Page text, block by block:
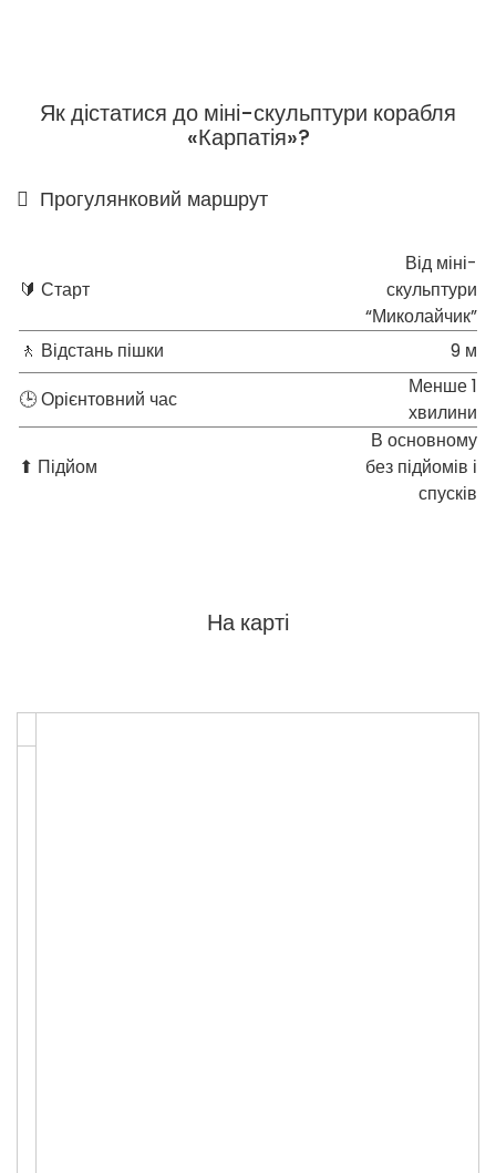
Як дістатися до міні-скульптури корабля
«Карпатія»?
Прогулянковий маршрут
🔰 Старт
Від міні-
скульптури
“Миколайчик”
🚶 Відстань пішки
9 м
🕒 Орієнтовний час
Менше 1
хвилини
⬆ Підйом
В основному
без підйомів і
спусків
На карті